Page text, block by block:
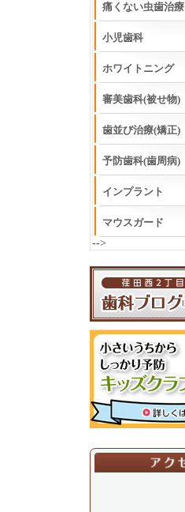
痛くない虫歯治療
小児歯科
ホワイトニング
審美歯科(被せ物)
歯並び治療(矯正)
予防歯科(歯周病)
インプラント
マウスガード
-->